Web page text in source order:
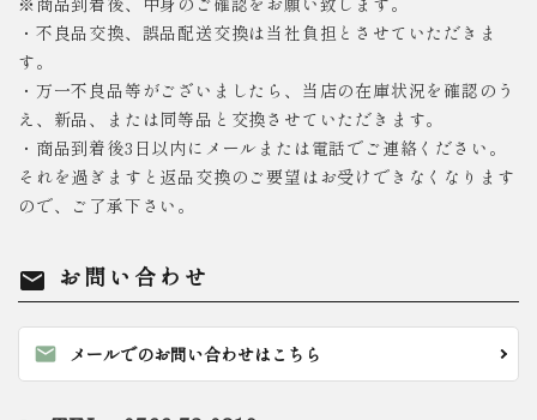
・不良品交換、誤品配送交換は当社負担とさせていただきま
す。
・万一不良品等がございましたら、当店の在庫状況を確認のう
え、新品、または同等品と交換させていただきます。
・商品到着後3日以内にメールまたは電話でご連絡ください。
それを過ぎますと返品交換のご要望はお受けできなくなります
ので、ご了承下さい。
mail お問い合わせ
mail メールでのお問い合わせはこちら